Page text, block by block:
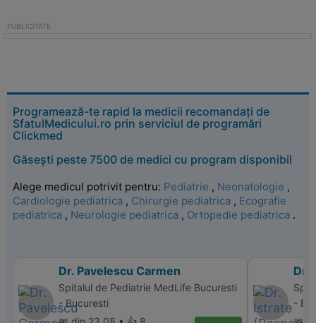
Programează-te rapid la medicii recomandați de
SfatulMedicului.ro prin serviciul de programări
Clickmed
Găsești peste 7500 de medici cu program disponibil
Alege medicul potrivit pentru: Pediatrie , Neonatologie ,
Cardiologie pediatrica , Chirurgie pediatrica , Ecografie
pediatrica , Neurologie pediatrica , Ortopedie pediatrica .
Dr. Pavelescu Carmen
Spitalul de Pediatrie MedLife Bucuresti
- Bucuresti
Dr.
-